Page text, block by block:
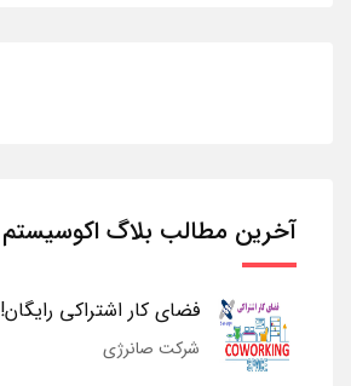
آخرین مطالب بلاگ اکوسیستم
فضای کار اشتراکی رایگان!
شرکت صانرژی